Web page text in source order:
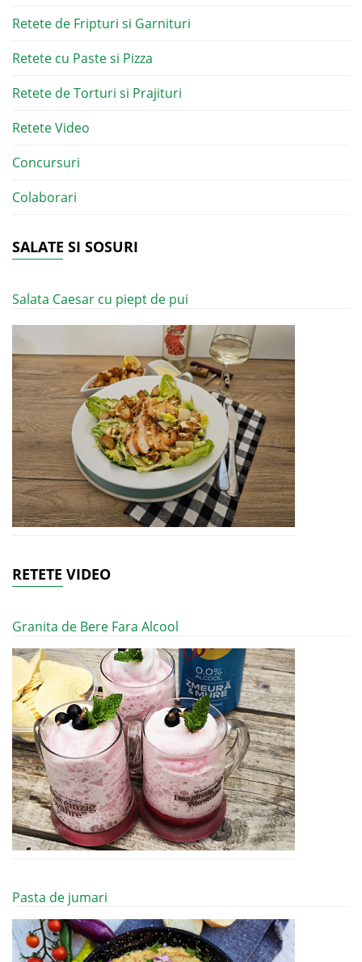
Retete de Fripturi si Garnituri
Retete cu Paste si Pizza
Retete de Torturi si Prajituri
Retete Video
Concursuri
Colaborari
SALATE SI SOSURI
Salata Caesar cu piept de pui
RETETE VIDEO
Granita de Bere Fara Alcool
Pasta de jumari